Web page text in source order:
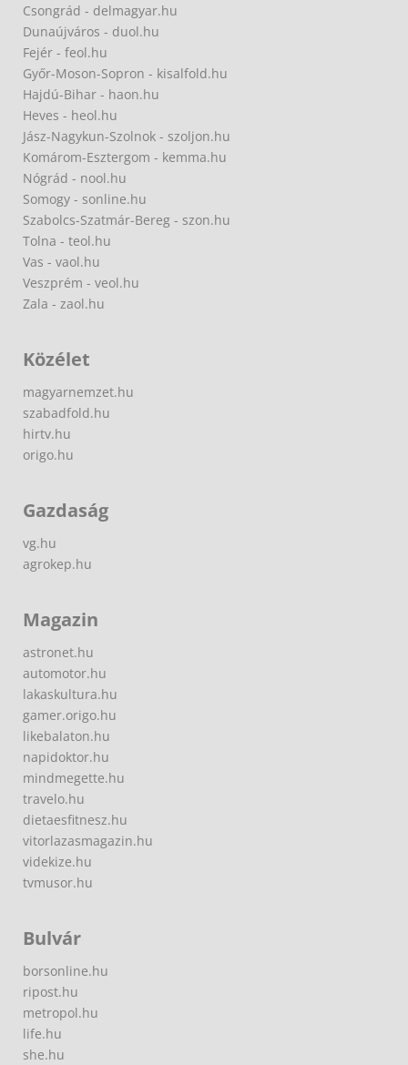
Csongrád - delmagyar.hu
Dunaújváros - duol.hu
Fejér - feol.hu
Győr-Moson-Sopron - kisalfold.hu
Hajdú-Bihar - haon.hu
Heves - heol.hu
Jász-Nagykun-Szolnok - szoljon.hu
Komárom-Esztergom - kemma.hu
Nógrád - nool.hu
Somogy - sonline.hu
Szabolcs-Szatmár-Bereg - szon.hu
Tolna - teol.hu
Vas - vaol.hu
Veszprém - veol.hu
Zala - zaol.hu
Közélet
magyarnemzet.hu
szabadfold.hu
hirtv.hu
origo.hu
Gazdaság
vg.hu
agrokep.hu
Magazin
astronet.hu
automotor.hu
lakaskultura.hu
gamer.origo.hu
likebalaton.hu
napidoktor.hu
mindmegette.hu
travelo.hu
dietaesfitnesz.hu
vitorlazasmagazin.hu
videkize.hu
tvmusor.hu
Bulvár
borsonline.hu
ripost.hu
metropol.hu
life.hu
she.hu